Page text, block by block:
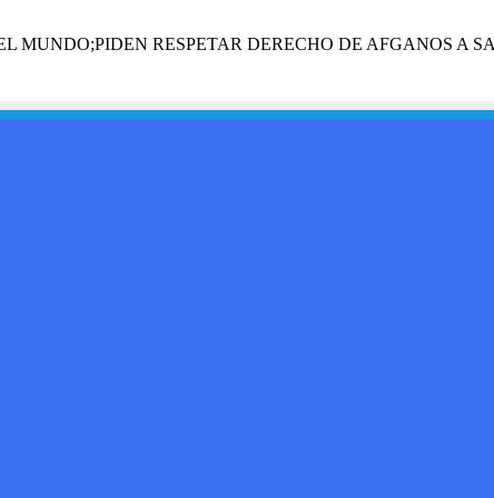
MUNDO;PIDEN RESPETAR DERECHO DE AFGANOS A